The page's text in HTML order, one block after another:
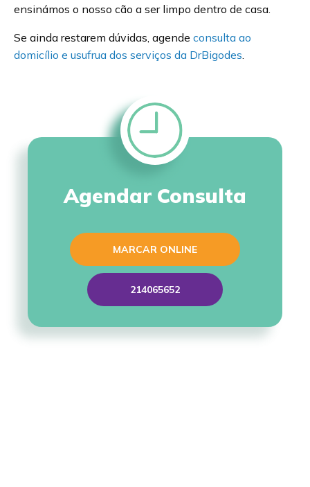
ensinámos o nosso cão a ser limpo dentro de casa.
Se ainda restarem dúvidas, agende consulta ao
domicílio e usufrua dos serviços da DrBigodes.
Agendar Consulta
MARCAR ONLINE
214065652